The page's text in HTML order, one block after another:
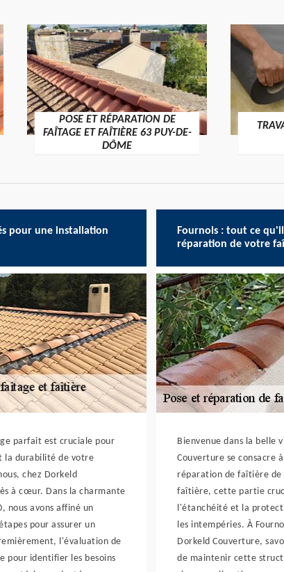
POSE ET RÉPARATION DE
FAÎTAGE ET FAÎTIÈRE 63 PUY-DE-
DÔME
pour une installation
parfait est cruciale pour
la durabilité de votre
chez Dorkeld
à cœur. Dans la charmante
nous avons affiné un
pour assurer un
l'évaluation de
pour identifier les besoins
Fournols : tout ce
réparation de votre
Bienvenue dans la belle
Couverture se consacre
réparation de faîtière de
faîtière, cette partie
l'étanchéité et la
les intempéries. À
Dorkeld Couverture,
de maintenir cette